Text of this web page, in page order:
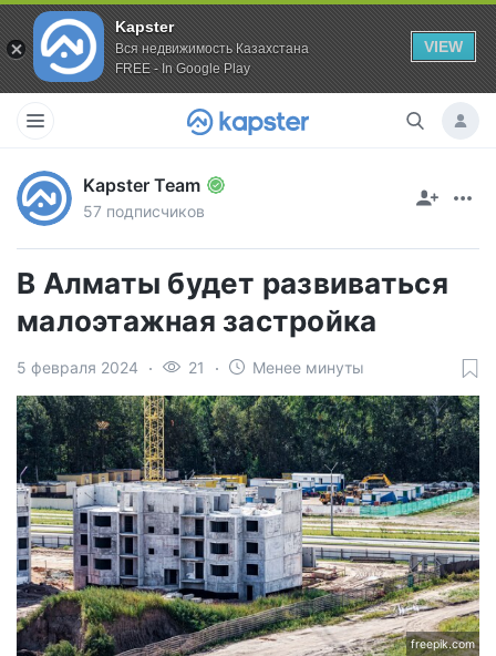
Kapster
Вся недвижимость Казахстана
FREE - In Google Play
VIEW
Kapster Team
57 подписчиков
В Алматы будет развиваться
малоэтажная застройка
5 февраля 2024 21 Менее минуты
freepik.com